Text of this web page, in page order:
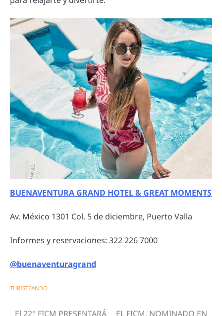
BUENAVENTURA GRAND HOTEL & GREAT MOMENTS
Av. México 1301 Col. 5 de diciembre, Puerto Valla
Informes y reservaciones: 322 226 7000
@buenaventuragrand
TURISTEANDO
El 22° FICM PRESENTARÁ EL FICM, NOMINADO EN